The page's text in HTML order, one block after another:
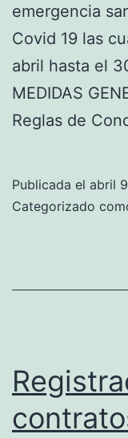
emergencia
Covid 19 las
abril hasta el
MEDIDAS
Reglas de
Publicada el abril
Categorizado